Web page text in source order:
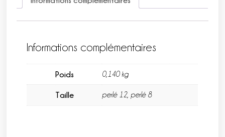
Informations complémentaires
Poids 0,140 kg
Taille perlé 12, perlé 8